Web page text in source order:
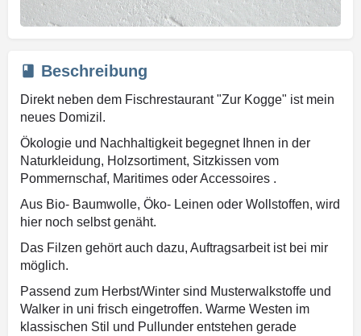
Beschreibung
Direkt neben dem Fischrestaurant "Zur Kogge" ist mein
neues Domizil.
Ökologie und Nachhaltigkeit begegnet Ihnen in der
Naturkleidung, Holzsortiment, Sitzkissen vom
Pommernschaf, Maritimes oder Accessoires .
Aus Bio- Baumwolle, Öko- Leinen oder Wollstoffen, wird
hier noch selbst genäht.
Das Filzen gehört auch dazu, Auftragsarbeit ist bei mir
möglich.
Passend zum Herbst/Winter sind Musterwalkstoffe und
Walker in uni frisch eingetroffen. Warme Westen im
klassischen Stil und Pullunder entstehen gerade